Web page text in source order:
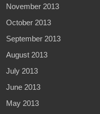
November 2013
October 2013
September 2013
August 2013
July 2013
June 2013
May 2013